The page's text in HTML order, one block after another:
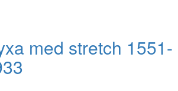
med stretch 1551-